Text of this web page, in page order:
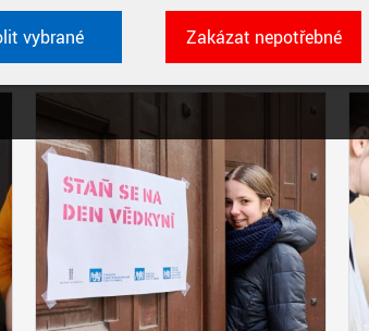
Jsou nezbytné pro správné
statistických údajů, které nám
jde o cookies systémů třetích
vybrané Zakázat nepotřebné
STAŇ SE NA DEN VĚDKYNÍ